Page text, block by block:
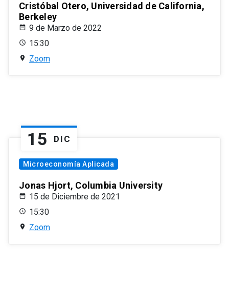
Cristóbal Otero, Universidad de California,
Berkeley
9 de Marzo de 2022
15:30
Zoom
15 DIC
Microeconomía Aplicada
Jonas Hjort, Columbia University
15 de Diciembre de 2021
15:30
Zoom